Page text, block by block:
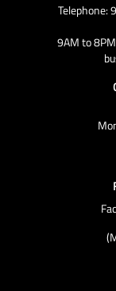
Telephone:
9AM to